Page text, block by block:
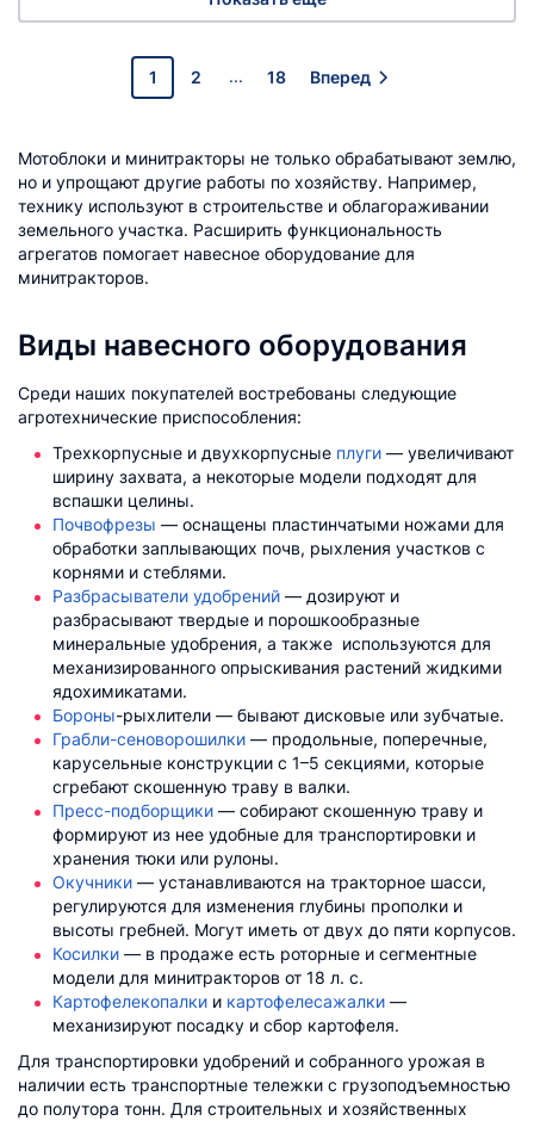
1 2 ... 18 Вперед
Мотоблоки и минитракторы не только обрабатывают землю,
но и упрощают другие работы по хозяйству. Например,
технику используют в строительстве и облагораживании
земельного участка. Расширить функциональность
агрегатов помогает навесное оборудование для
минитракторов.
Виды навесного оборудования
Среди наших покупателей востребованы следующие
агротехнические приспособления:
Трехкорпусные и двухкорпусные плуги — увеличивают
ширину захвата, а некоторые модели подходят для
вспашки целины.
Почвофрезы — оснащены пластинчатыми ножами для
обработки заплывающих почв, рыхления участков с
корнями и стеблями.
Разбрасыватели удобрений — дозируют и
разбрасывают твердые и порошкообразные
минеральные удобрения, а также используются для
механизированного опрыскивания растений жидкими
ядохимикатами.
Бороны-рыхлители — бывают дисковые или зубчатые.
Грабли-сеноворошилки — продольные, поперечные,
карусельные конструкции с 1–5 секциями, которые
сгребают скошенную траву в валки.
Пресс-подборщики — собирают скошенную траву и
формируют из нее удобные для транспортировки и
хранения тюки или рулоны.
Окучники — устанавливаются на тракторное шасси,
регулируются для изменения глубины прополки и
высоты гребней. Могут иметь от двух до пяти корпусов.
Косилки — в продаже есть роторные и сегментные
модели для минитракторов от 18 л. с.
Картофелекопалки и картофелесажалки —
механизируют посадку и сбор картофеля.
Для транспортировки удобрений и собранного урожая в
наличии есть транспортные тележки с грузоподъемностью
до полутора тонн. Для строительных и хозяйственных